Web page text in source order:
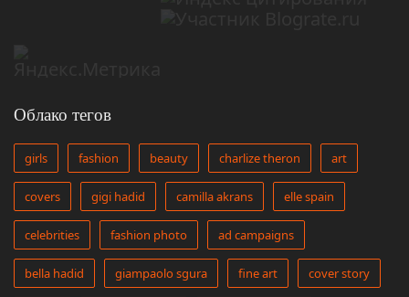
Облако тегов
girls fashion beauty charlize theron art
covers gigi hadid camilla akrans elle spain
celebrities fashion photo ad campaigns
bella hadid giampaolo sgura fine art cover story